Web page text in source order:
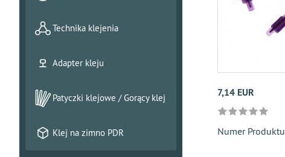
7,14 EUR
Numer Produktu
Technika klejenia
Adapter kleju
Patyczki klejowe / Gorący klej
Klej na zimno PDR